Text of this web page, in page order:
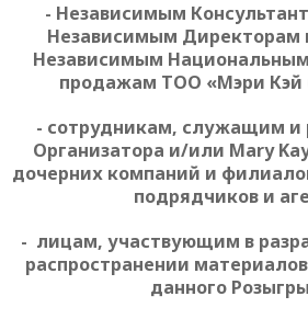
- Независимым
Независимым Директорам
Независимым
продажам ТОО «Мэри Кэй
- сотрудникам, служащим и
Организатора и/или Mary
дочерних компаний и
подрядчиков и
- лицам, участвующим в
распространении
данного